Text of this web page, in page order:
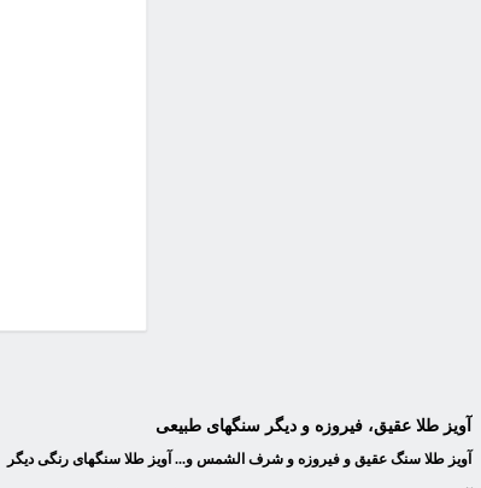
آویز طلا عقیق، فیروزه و دیگر سنگهای طبیعی
آویز طلا سنگ عقیق و فیروزه و شرف الشمس و... آویز طلا سنگهای رنگی دیگر